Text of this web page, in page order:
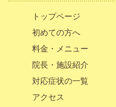
トップページ
初めての方へ
料金・メニュー
院長・施設紹介
対応症状の一覧
アクセス